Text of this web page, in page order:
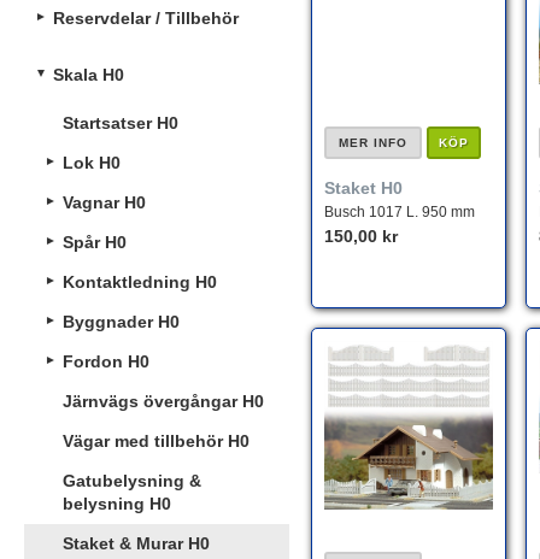
Reservdelar / Tillbehör
Skala H0
Startsatser H0
Lok H0
Vagnar H0
Spår H0
Kontaktledning H0
Byggnader H0
Fordon H0
Järnvägs övergångar H0
Vägar med tillbehör H0
Gatubelysning &
belysning H0
Staket & Murar H0
MER INFO KÖP
Staket H0
Busch 1017 L. 950 mm
150,00 kr